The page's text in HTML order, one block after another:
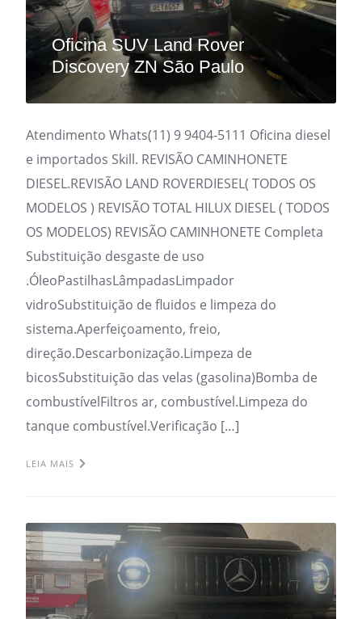
Oficina SUV Land Rover
Discovery ZN São Paulo
Atendimento Whats(11) 9 9404-5111 Oficina diesel
e importados Skill. REVISÃO CAMINHONETE
DIESEL.REVISÃO LAND ROVERDIESEL( TODOS OS
MODELOS ) REVISÃO TOTAL HILUX DIESEL ( TODOS
OS MODELOS) REVISÃO CAMINHONETE Completa
Substituição desgaste de uso
.ÓleoPastilhasLâmpadasLimpador
vidroSubstituição de fluidos e limpeza do
sistema.Aperfeiçoamento, freio,
direção.Descarbonização.Limpeza de
bicosSubstituição das velas (gasolina)Bomba de
combustívelFiltros ar, combustível.Limpeza do
tanque combustível.Verificação […]
LEIA MAIS